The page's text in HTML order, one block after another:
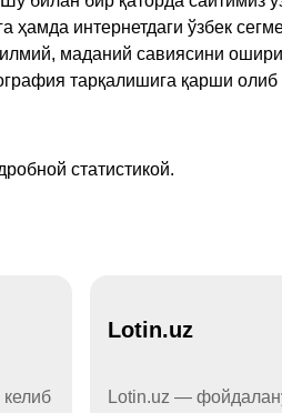
интернетдаги ўзбек
маданий савиясини
тарқалишига қарши
статистикой.
Lotin.uz
Lotin.uz —